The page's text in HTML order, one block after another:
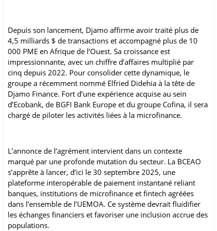
Depuis son lancement, Djamo affirme avoir traité plus de
4,5 milliards $ de transactions et accompagné plus de 10
000 PME en Afrique de l’Ouest. Sa croissance est
impressionnante, avec un chiffre d’affaires multiplié par
cinq depuis 2022. Pour consolider cette dynamique, le
groupe a récemment nommé Elfried Didehia à la tête de
Djamo Finance. Fort d’une expérience acquise au sein
d’Ecobank, de BGFI Bank Europe et du groupe Cofina, il sera
chargé de piloter les activités liées à la microfinance.
L’annonce de l’agrément intervient dans un contexte
marqué par une profonde mutation du secteur. La BCEAO
s’apprête à lancer, d’ici le 30 septembre 2025, une
plateforme interopérable de paiement instantané reliant
banques, institutions de microfinance et fintech agréées
dans l’ensemble de l’UEMOA. Ce système devrait fluidifier
les échanges financiers et favoriser une inclusion accrue des
populations.